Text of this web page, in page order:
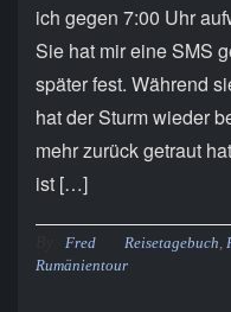
ich gegen 7:00 Uhr
Sie hat mir eine SMS
später fest. Während
hat der Sturm wieder
mehr zurück getraut
ist […]
Fred Reisetagebuch,
Rumänientour